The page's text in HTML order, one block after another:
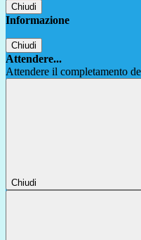
Chiudi
Informazione
Chiudi
Attendere...
Attendere il completamento
Chiudi